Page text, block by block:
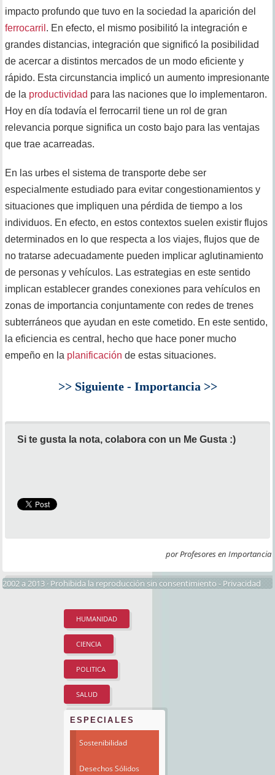
impacto profundo que tuvo en la sociedad la aparición del
ferrocarril . En efecto, el mismo posibilitó la integración e
grandes distancias, integración que significó la posibilidad
de acercar a distintos mercados de un modo eficiente y
rápido. Esta circunstancia implicó un aumento impresionante
de la productividad para las naciones que lo implementaron.
Hoy en día todavía el ferrocarril tiene un rol de gran
relevancia porque significa un costo bajo para las ventajas
que trae acarreadas.
En las urbes el sistema de transporte debe ser
especialmente estudiado para evitar congestionamientos y
situaciones que impliquen una pérdida de tiempo a los
individuos. En efecto, en estos contextos suelen existir flujos
determinados en lo que respecta a los viajes, flujos que de
no tratarse adecuadamente pueden implicar aglutinamiento
de personas y vehículos. Las estrategias en este sentido
implican establecer grandes conexiones para vehículos en
zonas de importancia conjuntamente con redes de trenes
subterráneos que ayudan en este cometido. En este sentido,
la eficiencia es central, hecho que hace poner mucho
empeño en la planificación de estas situaciones.
>> Siguiente - Importancia >>
Si te gusta la nota, colabora con un Me Gusta :)
por Profesores en Importancia
2002 a 2013 · Prohibida la reproducción sin consentimiento - Privacidad
HUMANIDAD
CIENCIA
POLITICA
SALUD
ESPECIALES
Sostenibilidad
Desechos Sólidos